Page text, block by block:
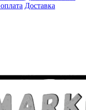
Доставка